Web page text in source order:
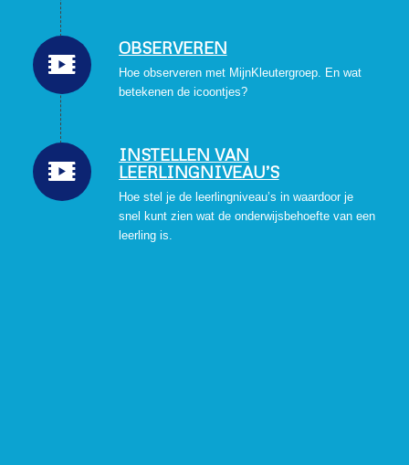
OBSERVEREN
Hoe observeren met MijnKleutergroep. En wat
betekenen de icoontjes?
INSTELLEN VAN
LEERLINGNIVEAU’S
Hoe stel je de leerlingniveau’s in waardoor je
snel kunt zien wat de onderwijsbehoefte van een
leerling is.